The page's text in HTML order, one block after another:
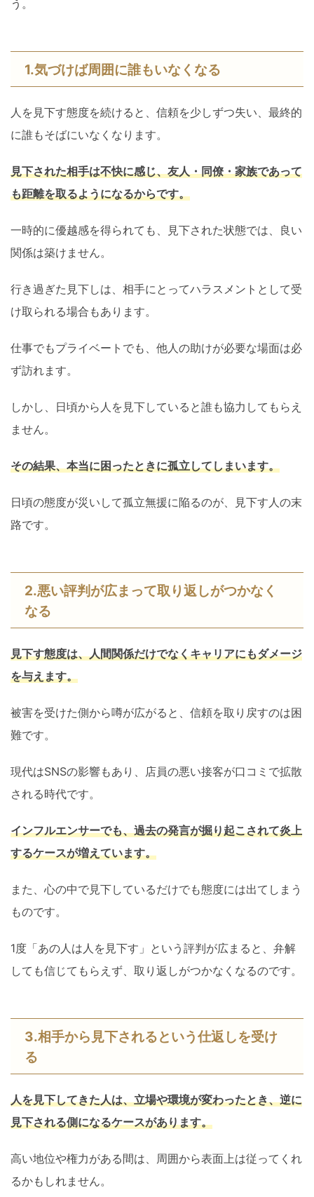
う。
1.気づけば周囲に誰もいなくなる
人を見下す態度を続けると、信頼を少しずつ失い、最終的
に誰もそばにいなくなります。
見下された相手は不快に感じ、友人・同僚・家族であって
も距離を取るようになるからです。
一時的に優越感を得られても、見下された状態では、良い
関係は築けません。
行き過ぎた見下しは、相手にとってハラスメントとして受
け取られる場合もあります。
仕事でもプライベートでも、他人の助けが必要な場面は必
ず訪れます。
しかし、日頃から人を見下していると誰も協力してもらえ
ません。
その結果、本当に困ったときに孤立してしまいます。
日頃の態度が災いして孤立無援に陥るのが、見下す人の末
路です。
2.悪い評判が広まって取り返しがつかなく
なる
見下す態度は、人間関係だけでなくキャリアにもダメージ
を与えます。
被害を受けた側から噂が広がると、信頼を取り戻すのは困
難です。
現代はSNSの影響もあり、店員の悪い接客が口コミで拡散
される時代です。
インフルエンサーでも、過去の発言が掘り起こされて炎上
するケースが増えています。
また、心の中で見下しているだけでも態度には出てしまう
ものです。
1度「あの人は人を見下す」という評判が広まると、弁解
しても信じてもらえず、取り返しがつかなくなるのです。
3.相手から見下されるという仕返しを受け
る
人を見下してきた人は、立場や環境が変わったとき、逆に
見下される側になるケースがあります。
高い地位や権力がある間は、周囲から表面上は従ってくれ
るかもしれません。